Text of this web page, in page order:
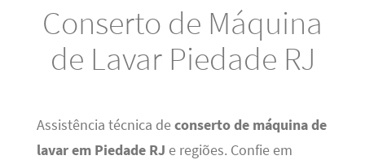
Conserto de Máquina
de Lavar Piedade RJ
Assistência técnica deconserto de máquina de
lavar em Piedade RJ e regiões. Confie em